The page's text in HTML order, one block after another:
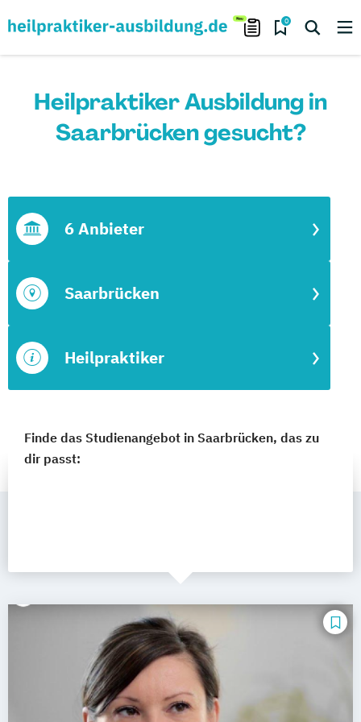
0
Heilpraktiker Ausbildung in
Saarbrücken gesucht?
Heilpraktiker
Saarbrücken
6 Anbieter
Finde das Studienangebot in Saarbrücken, das zu
dir passt: